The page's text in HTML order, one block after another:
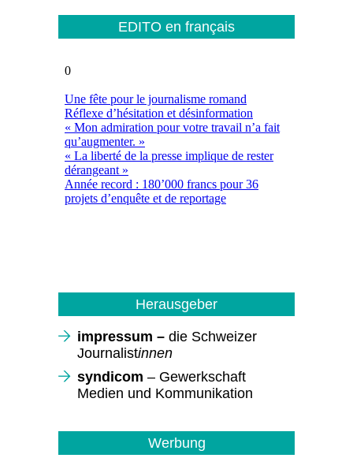
EDITO en français
Herausgeber
impressum – die Schweizer
Journalistinnen
syndicom – Gewerkschaft
Medien und Kommunikation
Werbung